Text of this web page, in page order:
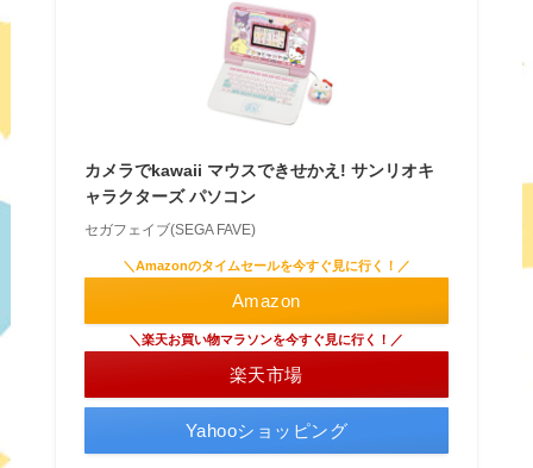
カメラでkawaii マウスできせかえ! サンリオキ
ャラクターズ パソコン
セガフェイブ(SEGA FAVE)
＼Amazonのタイムセールを今すぐ見に行く！／
Amazon
＼楽天お買い物マラソンを今すぐ見に行く！／
楽天市場
Yahooショッピング